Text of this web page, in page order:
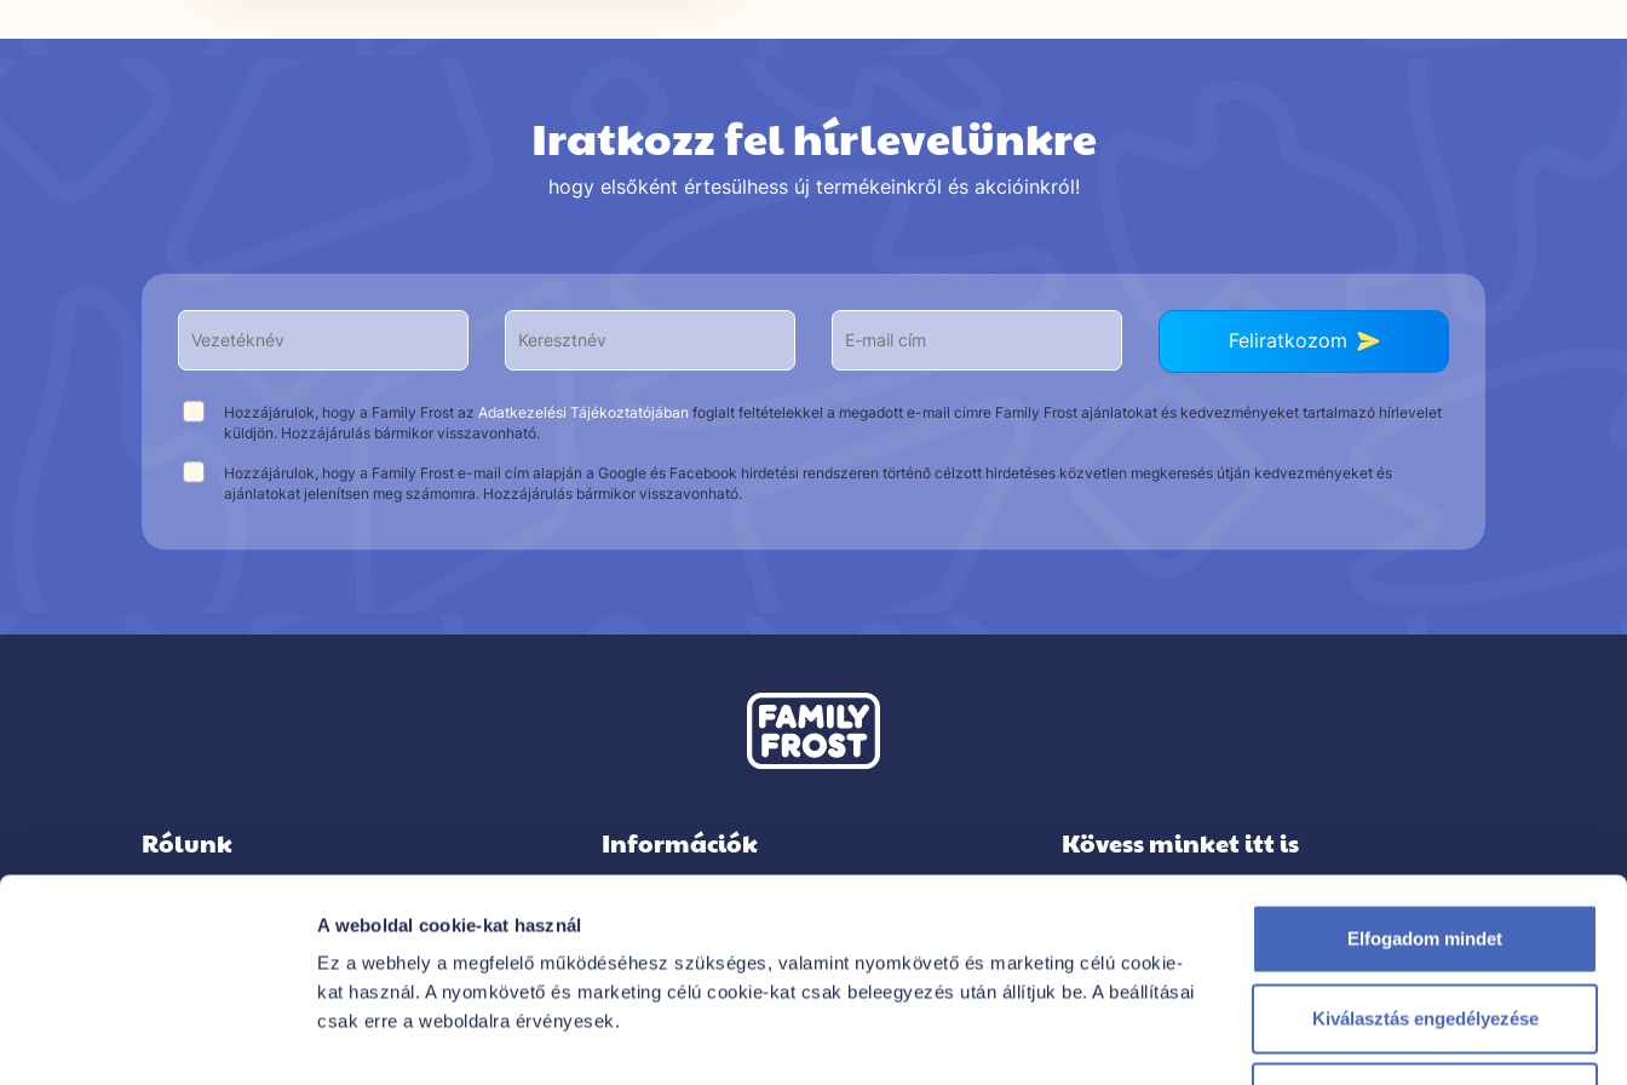
A weboldal cookie-kat használ
Ez a webhely a megfelelő működéséhesz szükséges, valamint nyomkövető és marketing célú cookie-
kat használ. A nyomkövető és marketing célú cookie-kat csak beleegyezés után állítjuk be. A beállításai
csak erre a weboldalra érvényesek.
Elfogadom mindet
Kiválasztás engedélyezése
Iratkozz fel hírlevelünkre
hogy elsőként értesülhess új termékeinkről és akcióinkról!
Feliratkozom
Hozzájárulok, hogy a Family Frost az Adatkezelési Tájékoztatójában foglalt feltételekkel a megadott e-mail címre Family Frost ajánlatokat és kedvezményeket tartalmazó hírlevelet
küldjön. Hozzájárulás bármikor visszavonható.
Hozzájárulok, hogy a Family Frost e-mail cím alapján a Google és Facebook hirdetési rendszeren történő célzott hirdetéses közvetlen megkeresés útján kedvezményeket és
ajánlatokat jelenítsen meg számomra. Hozzájárulás bármikor visszavonható.
Rólunk Információk
IMPRESSZUM
VÁSÁRLÓI TÁJÁKOZTATÓ
Kövess minket itt is
FACEBOOK